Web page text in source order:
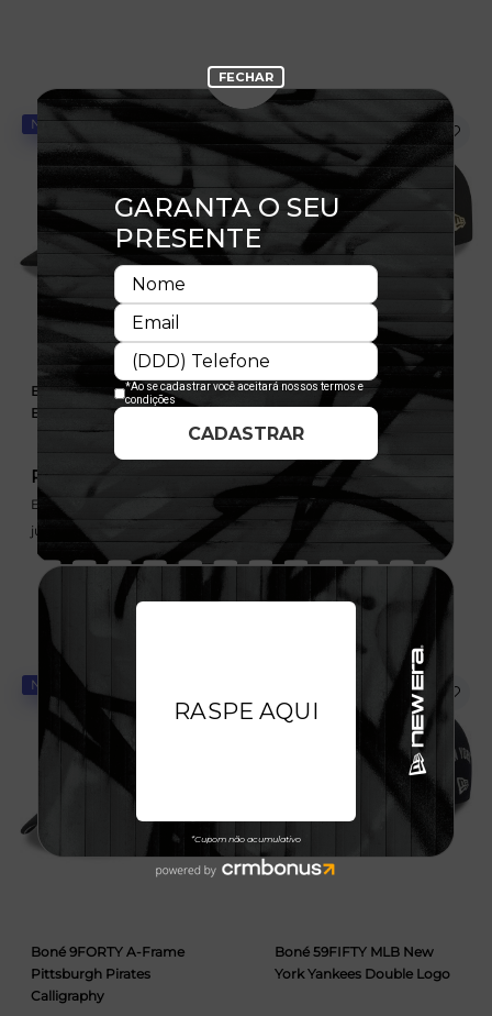
NOVIDADE
Boné 9FIFTY Pré-Curved
Buffalo Braves Suede
R$ 349,99
Em até 6x de 58,33 sem
juros
NOVIDADE
Boné 9FIFTY Pré-Curved
Utah Jazz Suede
R$ 349,99
Em até 6x de 58,33 sem
juros
NOVIDADE
Boné 9FORTY A-Frame
Pittsburgh Pirates
Calligraphy
Boné 59FIFTY MLB New
York Yankees Double Logo